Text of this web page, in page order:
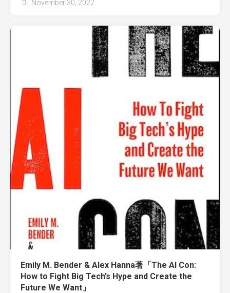
November 30, 2022
Emily M. Bender & Alex Hanna著「The AI Con:
How to Fight Big Tech’s Hype and Create the
Future We Want」